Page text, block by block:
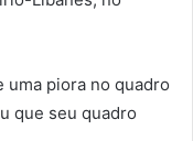
uma piora no quadro
que seu quadro